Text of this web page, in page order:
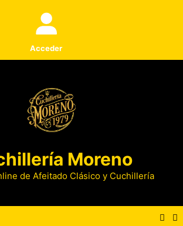
Acceder
Moreno
de Afeitado Clásico y Cuchillería